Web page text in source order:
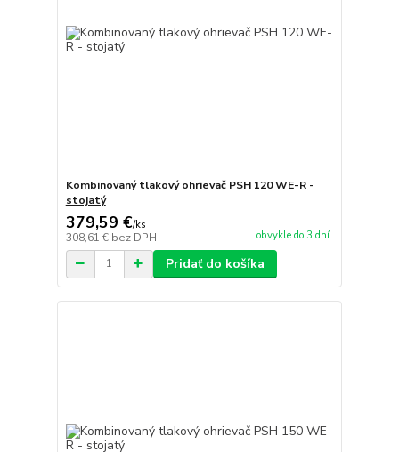
Kombinovaný tlakový ohrievač PSH 120 WE-R -
stojatý
379,59 €/ks
308,61 € bez DPH obvykle do 3 dní
Pridať do košíka